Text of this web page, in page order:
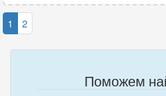
1 2
Поможем